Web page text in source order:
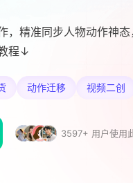
，精准同步人物动作神
程↓
动作迁移 视频二创
3597+ 用户使用